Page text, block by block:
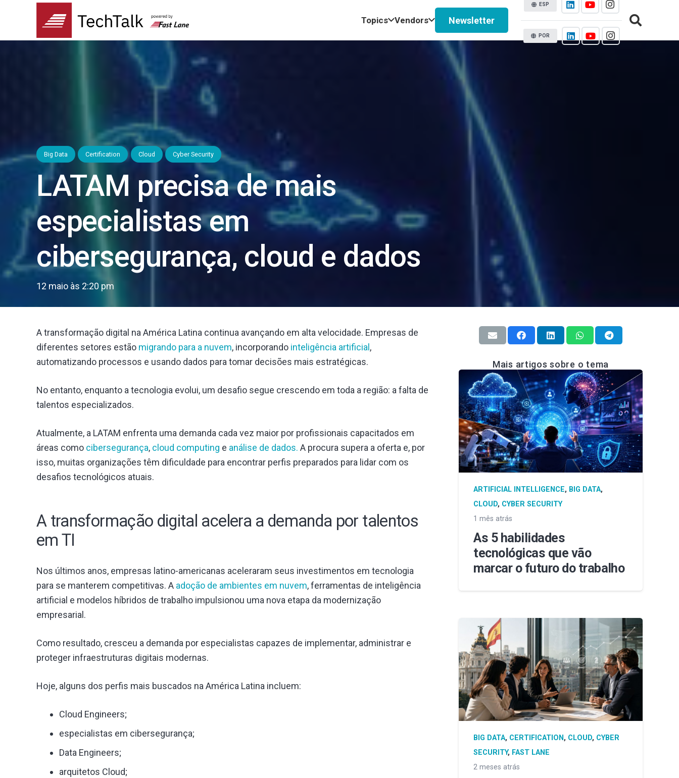
Topics Vendors Newsletter
ESP
POR
Big Data Certification Cloud Cyber Security
LATAM precisa de mais
especialistas em
cibersegurança, cloud e dados
12 maio às 2:20 pm
A transformação digital na América Latina continua avançando em alta velocidade. Empresas de
diferentes setores estão migrando para a nuvem, incorporando inteligência artificial ,
automatizando processos e usando dados para tomar decisões mais estratégicas.
No entanto, enquanto a tecnologia evolui, um desafio segue crescendo em toda a região: a falta de
talentos especializados.
Atualmente, a LATAM enfrenta uma demanda cada vez maior por profissionais capacitados em
áreas como cibersegurança, cloud computing e análise de dados. A procura supera a oferta e, por
isso, muitas organizações têm dificuldade para encontrar perfis preparados para lidar com os
desafios tecnológicos atuais.
A transformação digital acelera a demanda por talentos
em TI
Nos últimos anos, empresas latino-americanas aceleraram seus investimentos em tecnologia
para se manterem competitivas. A adoção de ambientes em nuvem, ferramentas de inteligência
artificial e modelos híbridos de trabalho impulsionou uma nova etapa da modernização
empresarial.
Como resultado, cresceu a demanda por especialistas capazes de implementar, administrar e
proteger infraestruturas digitais modernas.
Hoje, alguns dos perfis mais buscados na América Latina incluem:
Cloud Engineers;
especialistas em cibersegurança;
Data Engineers;
arquitetos Cloud;
Mais artigos sobre o tema
ARTIFICIAL INTELLIGENCE, BIG DATA,
CLOUD, CYBER SECURITY
1 mês atrás
As 5 habilidades
tecnológicas que vão
marcar o futuro do trabalho
BIG DATA, CERTIFICATION , CLOUD, CYBER
SECURITY, FAST LANE
2 meses atrás